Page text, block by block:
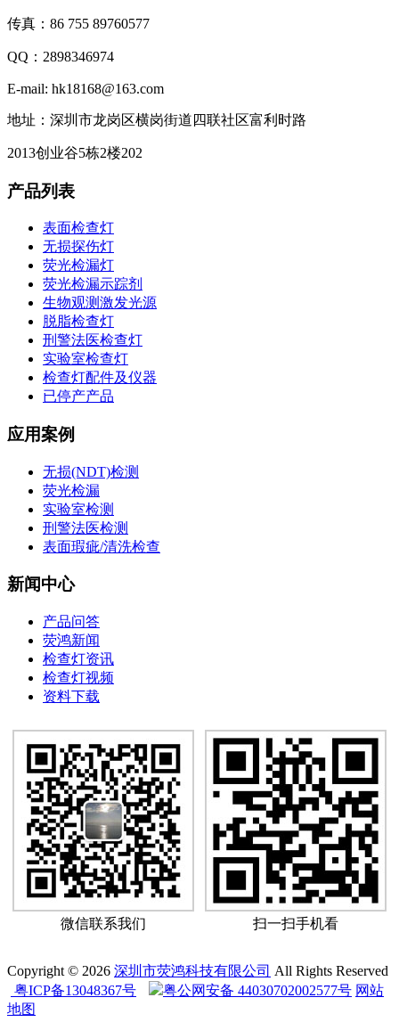
传真：86 755 89760577
QQ：2898346974
E-mail: hk18168@163.com
地址：深圳市龙岗区横岗街道四联社区富利时路
2013创业谷5栋2楼202
产品列表
表面检查灯
无损探伤灯
荧光检漏灯
荧光检漏示踪剂
生物观测激发光源
脱脂检查灯
刑警法医检查灯
实验室检查灯
检查灯配件及仪器
已停产产品
应用案例
无损(NDT)检测
荧光检漏
实验室检测
刑警法医检测
表面瑕疵/清洗检查
新闻中心
产品问答
荧鸿新闻
检查灯资讯
检查灯视频
资料下载
微信联系我们 扫一扫手机看
Copyright © 2026 深圳市荧鸿科技有限公司 All Rights Reserved
粤ICP备13048367号
粤公网安备 44030702002577号 网站
地图